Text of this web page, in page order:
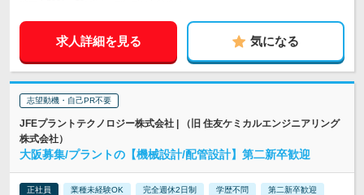
求人詳細を見る 気になる
志望動機・自己PR不要
JFEプラントテクノロジー株式会社 | （旧 住友ケミカルエンジニアリング
株式会社）
大阪募集/プラントの【機械設計/配管設計】第二新卒歓迎
正社員 業種未経験OK 完全週休2日制 学歴不問 第二新卒歓迎